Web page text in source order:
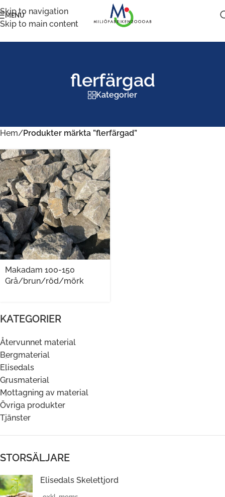
Skip to navigation
Skip to main content
MENU
flerfärgad
Kategorier
KATEGORIER
Återvunnet material
Bergmaterial
Elisedals
Grusmaterial
Mottagning av material
Övriga produkter
Tjänster
STORSÄLJARE
Elisedals Skelettjord
Hem/Produkter märkta ”flerfärgad”
Makadam 100-150
Grå/brun/röd/mörk